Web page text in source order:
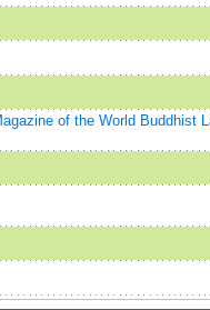
of the World Buddhist